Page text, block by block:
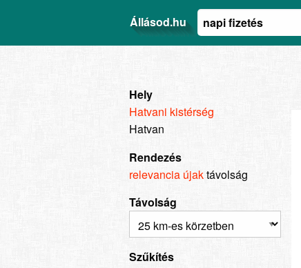
Állásod.hu
Hely
Hatvani kistérség
Hatvan
Rendezés
relevancia újaktávolság
Távolság
Szűkítés